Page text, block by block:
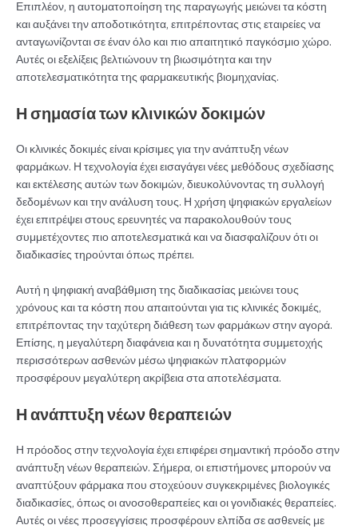
Επιπλέον, η αυτοματοποίηση της παραγωγής μειώνει τα κόστη
και αυξάνει την αποδοτικότητα, επιτρέποντας στις εταιρείες να
ανταγωνίζονται σε έναν όλο και πιο απαιτητικό παγκόσμιο χώρο.
Αυτές οι εξελίξεις βελτιώνουν τη βιωσιμότητα και την
αποτελεσματικότητα της φαρμακευτικής βιομηχανίας.
Η σημασία των κλινικών δοκιμών
Οι κλινικές δοκιμές είναι κρίσιμες για την ανάπτυξη νέων
φαρμάκων. Η τεχνολογία έχει εισαγάγει νέες μεθόδους σχεδίασης
και εκτέλεσης αυτών των δοκιμών, διευκολύνοντας τη συλλογή
δεδομένων και την ανάλυση τους. Η χρήση ψηφιακών εργαλείων
έχει επιτρέψει στους ερευνητές να παρακολουθούν τους
συμμετέχοντες πιο αποτελεσματικά και να διασφαλίζουν ότι οι
διαδικασίες τηρούνται όπως πρέπει.
Αυτή η ψηφιακή αναβάθμιση της διαδικασίας μειώνει τους
χρόνους και τα κόστη που απαιτούνται για τις κλινικές δοκιμές,
επιτρέποντας την ταχύτερη διάθεση των φαρμάκων στην αγορά.
Επίσης, η μεγαλύτερη διαφάνεια και η δυνατότητα συμμετοχής
περισσότερων ασθενών μέσω ψηφιακών πλατφορμών
προσφέρουν μεγαλύτερη ακρίβεια στα αποτελέσματα.
Η ανάπτυξη νέων θεραπειών
Η πρόοδος στην τεχνολογία έχει επιφέρει σημαντική πρόοδο στην
ανάπτυξη νέων θεραπειών. Σήμερα, οι επιστήμονες μπορούν να
αναπτύξουν φάρμακα που στοχεύουν συγκεκριμένες βιολογικές
διαδικασίες, όπως οι ανοσοθεραπείες και οι γονιδιακές θεραπείες.
Αυτές οι νέες προσεγγίσεις προσφέρουν ελπίδα σε ασθενείς με